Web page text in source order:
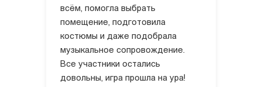
всём, помогла выбрать
помещение, подготовила
костюмы и даже подобрала
музыкальное сопровождение.
Все участники остались
довольны, игра прошла на ура!